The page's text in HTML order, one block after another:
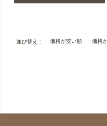
並び替え 価格が安い順 価格